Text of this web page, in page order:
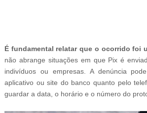
É fundamental relatar que o ocorrido foi
não abrange situações em que Pix é
indivíduos ou empresas. A denúncia
aplicativo ou site do banco quanto pelo
guardar a data, o horário e o número do